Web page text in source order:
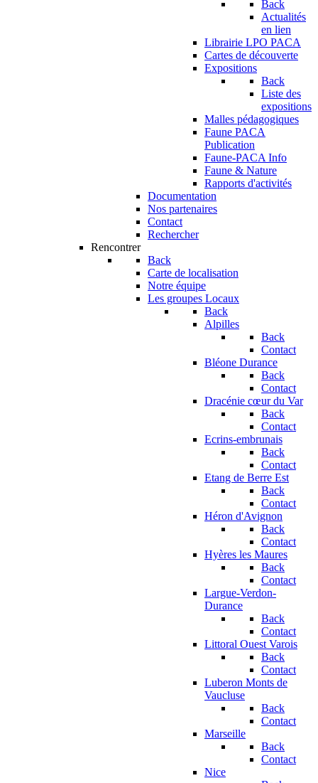
Back
Actualités
en lien
Librairie LPO PACA
Cartes de découverte
Expositions
Back
Liste des
expositions
Malles pédagogiques
Faune PACA
Publication
Faune-PACA Info
Faune & Nature
Rapports d'activités
Documentation
Nos partenaires
Contact
Rechercher
Rencontrer
Back
Carte de localisation
Notre équipe
Les groupes Locaux
Back
Alpilles
Back
Contact
Bléone Durance
Back
Contact
Dracénie cœur du Var
Back
Contact
Ecrins-embrunais
Back
Contact
Etang de Berre Est
Back
Contact
Héron d'Avignon
Back
Contact
Hyères les Maures
Back
Contact
Largue-Verdon-
Durance
Back
Contact
Littoral Ouest Varois
Back
Contact
Luberon Monts de
Vaucluse
Back
Contact
Marseille
Back
Contact
Nice